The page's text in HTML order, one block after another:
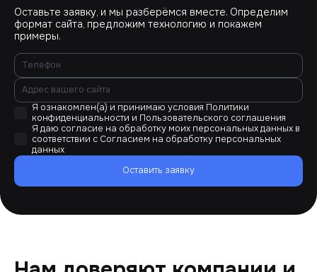
Оставьте заявку, и мы разберёмся вместе. Определим
формат сайта, предложим технологию и покажем
примеры.
Я ознакомлен(а) и принимаю условия Политики
конфиденциальности и Пользовательского соглашения
Я даю согласие на обработку моих персональных данных в
соответствии с Согласием на обработку персональных
данных
Оставить заявку